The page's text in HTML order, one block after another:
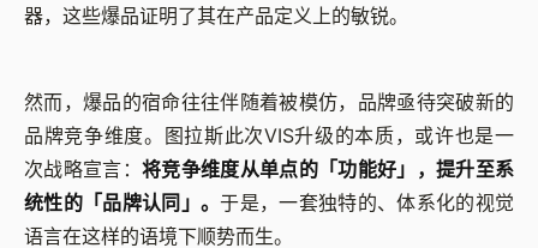
器，这些爆品证明了其在产品定义上的敏锐。
然而，爆品的宿命往往伴随着被模仿，品牌亟待突破新的
品牌竞争维度。图拉斯此次VIS升级的本质，或许也是一
次战略宣言： 将竞争维度从单点的「功能好」，提升至系
统性的「品牌认同」。于是，一套独特的、体系化的视觉
语言在这样的语境下顺势而生。